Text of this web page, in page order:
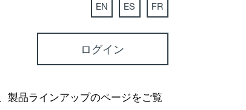
EN ES FR
ログイン
製品ラインアップのページをご覧